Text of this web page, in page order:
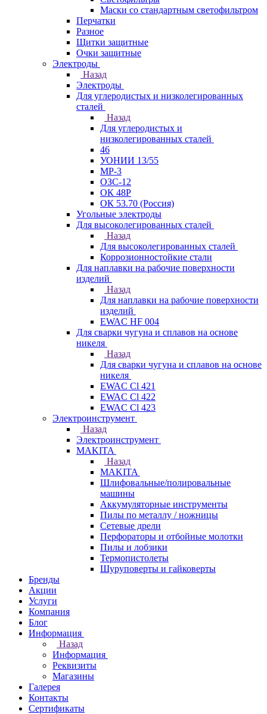
Маски со стандартным светофильтром
Перчатки
Разное
Щитки защитные
Очки защитные
Электроды
Назад
Электроды
Для углеродистых и низколегированных
сталей
Назад
Для углеродистых и
низколегированных сталей
46
УОНИИ 13/55
МР-3
ОЗС-12
ОК 48Р
ОК 53.70 (Россия)
Угольные электроды
Для высоколегированных сталей
Назад
Для высоколегированных сталей
Коррозионностойкие стали
Для наплавки на рабочие поверхности
изделий
Назад
Для наплавки на рабочие поверхности
изделий
EWAC HF 004
Для сварки чугуна и сплавов на основе
никеля
Назад
Для сварки чугуна и сплавов на основе
никеля
EWAC Cl 421
EWAC Cl 422
EWAC Cl 423
Электроинструмент
Назад
Электроинструмент
МAKITA
Назад
МAKITA
Шлифовальные/полировальные
машины
Аккумуляторные инструменты
Пилы по металлу / ножницы
Сетевые дрели
Перфораторы и отбойные молотки
Пилы и лобзики
Термопистолеты
Шуруповерты и гайковерты
Бренды
Акции
Услуги
Компания
Блог
Информация
Назад
Информация
Реквизиты
Магазины
Галерея
Контакты
Сертификаты